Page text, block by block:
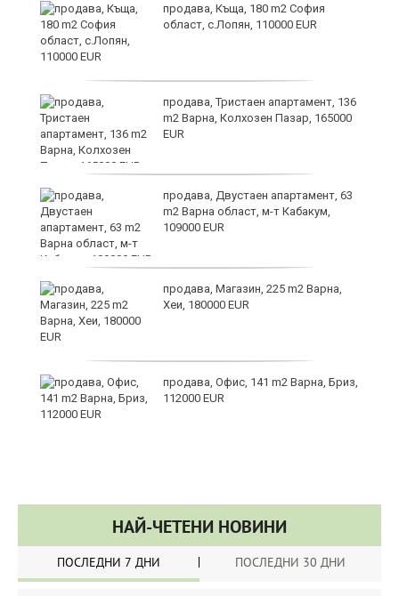
продава, Къща, 180 m2 София
област, с.Лопян, 110000 EUR
продава, Тристаен апартамент, 136
m2 Варна, Колхозен Пазар, 165000
EUR
продава, Двустаен апартамент, 63
m2 Варна област, м-т Кабакум,
109000 EUR
продава, Магазин, 225 m2 Варна,
Хеи, 180000 EUR
продава, Офис, 141 m2 Варна, Бриз,
112000 EUR
НАЙ-ЧЕТЕНИ НОВИНИ
ПОСЛЕДНИ 7 ДНИ ПОСЛЕДНИ 30 ДНИ